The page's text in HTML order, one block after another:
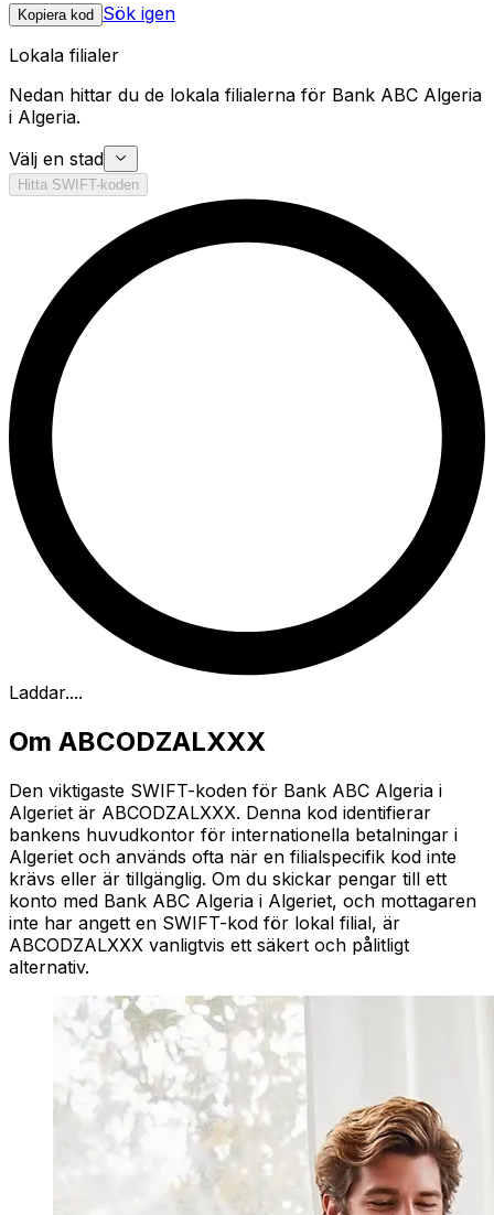
Kopiera kod
Sök igen
Lokala filialer
Nedan hittar du de lokala filialerna för Bank ABC Algeria
i Algeria.
Välj en stad
Hitta SWIFT-koden
Laddar....
Om ABCODZALXXX
Den viktigaste SWIFT-koden för Bank ABC Algeria i
Algeriet är ABCODZALXXX. Denna kod identifierar
bankens huvudkontor för internationella betalningar i
Algeriet och används ofta när en filialspecifik kod inte
krävs eller är tillgänglig. Om du skickar pengar till ett
konto med Bank ABC Algeria i Algeriet, och mottagaren
inte har angett en SWIFT-kod för lokal filial, är
ABCODZALXXX vanligtvis ett säkert och pålitligt
alternativ.